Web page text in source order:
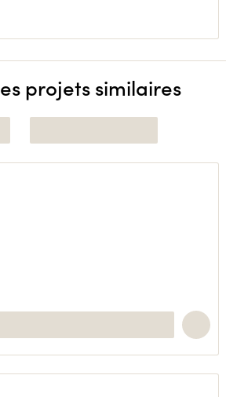
projets similaires